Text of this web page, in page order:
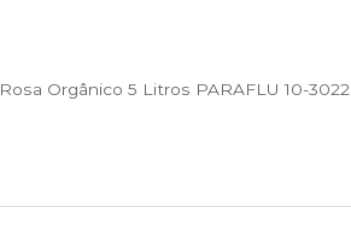
Orgânico 5 Litros PARAFLU 10-3022